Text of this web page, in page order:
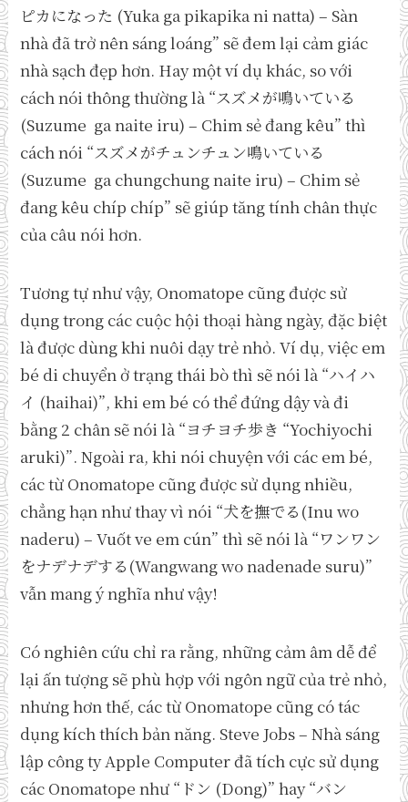
ピカになった (Yuka ga pikapika ni natta) – Sàn
nhà đã trở nên sáng loáng” sẽ đem lại cảm giác
nhà sạch đẹp hơn. Hay một ví dụ khác, so với
cách nói thông thường là “スズメが鳴いている
(Suzume ga naite iru) – Chim sẻ đang kêu” thì
cách nói “スズメがチュンチュン鳴いている
(Suzume ga chungchung naite iru) – Chim sẻ
đang kêu chíp chíp” sẽ giúp tăng tính chân thực
của câu nói hơn.
Tương tự như vậy, Onomatope cũng được sử
dụng trong các cuộc hội thoại hàng ngày, đặc biệt
là được dùng khi nuôi dạy trẻ nhỏ. Ví dụ, việc em
bé di chuyển ở trạng thái bò thì sẽ nói là “ハイハ
イ (haihai)”, khi em bé có thể đứng dậy và đi
bằng 2 chân sẽ nói là “ヨチヨチ歩き “Yochiyochi
aruki)”. Ngoài ra, khi nói chuyện với các em bé,
các từ Onomatope cũng được sử dụng nhiều,
chẳng hạn như thay vì nói “犬を撫でる(Inu wo
naderu) – Vuốt ve em cún” thì sẽ nói là “ワンワン
をナデナデする(Wangwang wo nadenade suru)”
vẫn mang ý nghĩa như vậy!
Có nghiên cứu chỉ ra rằng, những cảm âm dễ để
lại ấn tượng sẽ phù hợp với ngôn ngữ của trẻ nhỏ,
nhưng hơn thế, các từ Onomatope cũng có tác
dụng kích thích bản năng. Steve Jobs – Nhà sáng
lập công ty Apple Computer đã tích cực sử dụng
các Onomatope như “ドン (Dong)” hay “バン